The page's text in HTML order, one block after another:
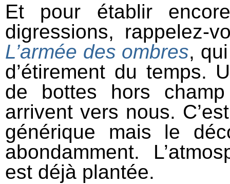
Et pour établir
digressions, rappelez-
L’armée des ombres,
d’étirement du temps.
de bottes hors
arrivent vers nous.
générique mais le
abondamment.
est déjà plantée.